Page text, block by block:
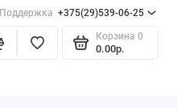
Поддержка +375(29)539-06-25
Корзина 0
0.00р.